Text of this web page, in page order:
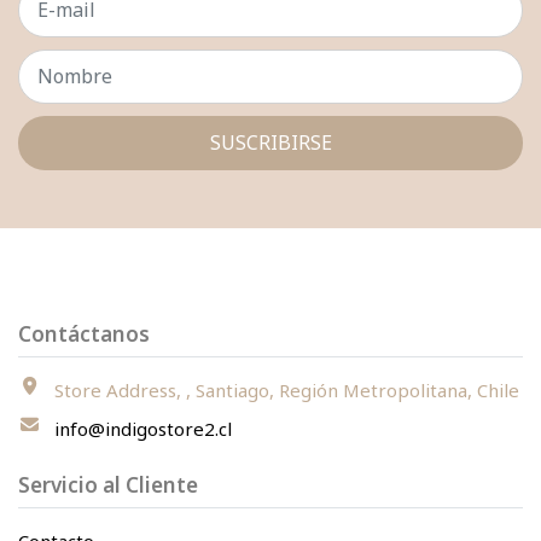
SUSCRIBIRSE
Contáctanos
Store Address, , Santiago, Región Metropolitana, Chile
info@indigostore2.cl
Servicio al Cliente